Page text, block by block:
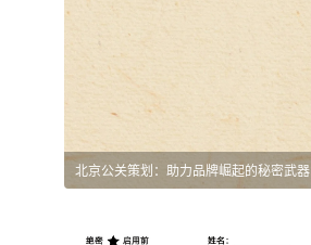
北京公关策划：助力品牌崛起的秘密武器